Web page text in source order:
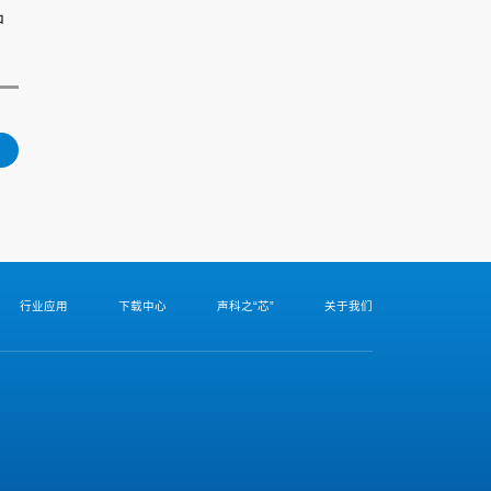
行业应用 下载中心 声科之“芯” 关于我们